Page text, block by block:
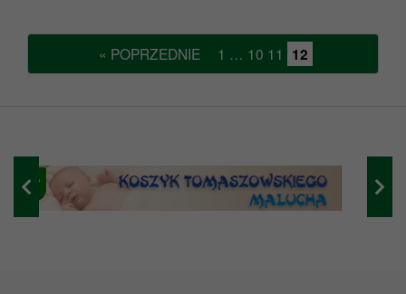
« POPRZEDNIE 1 … 10 11 12